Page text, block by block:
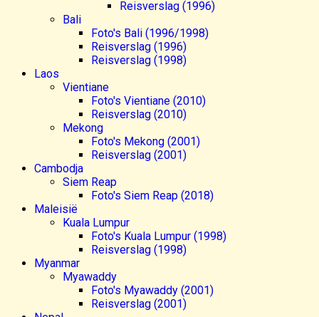
Reisverslag (1996)
Bali
Foto's Bali (1996/1998)
Reisverslag (1996)
Reisverslag (1998)
Laos
Vientiane
Foto's Vientiane (2010)
Reisverslag (2010)
Mekong
Foto's Mekong (2001)
Reisverslag (2001)
Cambodja
Siem Reap
Foto's Siem Reap (2018)
Maleisië
Kuala Lumpur
Foto's Kuala Lumpur (1998)
Reisverslag (1998)
Myanmar
Myawaddy
Foto's Myawaddy (2001)
Reisverslag (2001)